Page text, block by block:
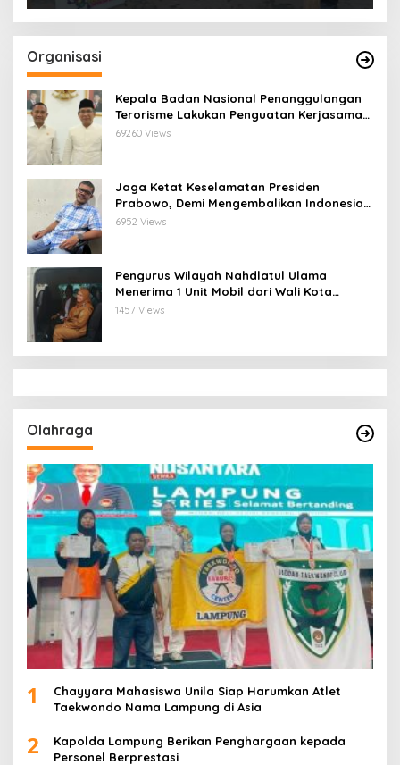
Organisasi
Kepala Badan Nasional Penanggulangan
Terorisme Lakukan Penguatan Kerjasama
Ketua Pengurus Besar Nahdlatul Ulama
69260 Views
Jaga Ketat Keselamatan Presiden
Prabowo, Demi Mengembalikan Indonesia
Menjadi Macan Asia
6952 Views
Pengurus Wilayah Nahdlatul Ulama
Menerima 1 Unit Mobil dari Wali Kota
Bandar Lampung
1457 Views
Olahraga
1
Chayyara Mahasiswa Unila Siap Harumkan Atlet
Taekwondo Nama Lampung di Asia
2
Kapolda Lampung Berikan Penghargaan kepada
Personel Berprestasi